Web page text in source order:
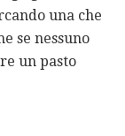
una che
se nessuno
un pasto